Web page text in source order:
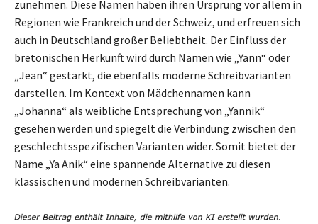
zunehmen. Diese Namen haben ihren Ursprung vor allem in
Regionen wie Frankreich und der Schweiz, und erfreuen sich
auch in Deutschland großer Beliebtheit. Der Einfluss der
bretonischen Herkunft wird durch Namen wie „Yann“ oder
„Jean“ gestärkt, die ebenfalls moderne Schreibvarianten
darstellen. Im Kontext von Mädchennamen kann
„Johanna“ als weibliche Entsprechung von „Yannik“
gesehen werden und spiegelt die Verbindung zwischen den
geschlechtsspezifischen Varianten wider. Somit bietet der
Name „Ya Anik“ eine spannende Alternative zu diesen
klassischen und modernen Schreibvarianten.